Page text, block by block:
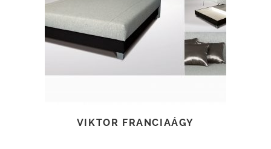
TOVÁBB OLVASOM
VIKTOR FRANCIAÁGY